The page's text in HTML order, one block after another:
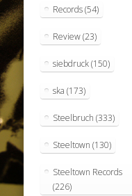
Records(54)
Review(23)
siebdruck(150)
ska (173)
Steelbruch (333)
Steeltown (130)
Steeltown Records
(226)